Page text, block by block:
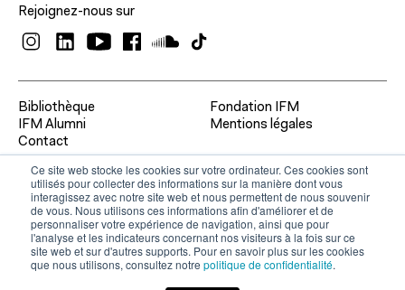
Ce site web stocke les cookies sur votre ordinateur. Ces cookies sont
utilisés pour collecter des informations sur la manière dont vous
interagissez avec notre site web et nous permettent de nous souvenir
de vous. Nous utilisons ces informations afin d'améliorer et de
personnaliser votre expérience de navigation, ainsi que pour
l'analyse et les indicateurs concernant nos visiteurs à la fois sur ce
site web et sur d'autres supports. Pour en savoir plus sur les cookies
que nous utilisons, consultez notre politique de confidentialité.
Recherche académique
Chaires
Expertise économique et marketing
À propos
À propos de l'IFM
Fondation IFM
Corps professoral
Formation continue
Relations entreprises
Bibliothèque
Fondation IFM
IFM Alumni
Mentions légales
Contact
Rejoignez-nous sur